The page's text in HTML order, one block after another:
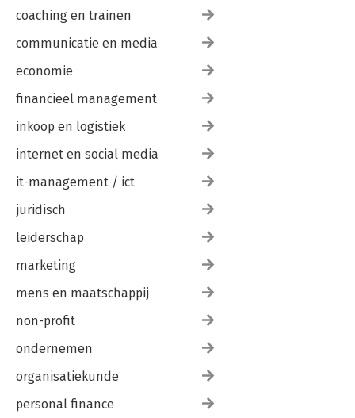
coaching en trainen
communicatie en media
economie
financieel management
inkoop en logistiek
internet en social media
it-management / ict
juridisch
leiderschap
marketing
mens en maatschappij
non-profit
ondernemen
organisatiekunde
personal finance